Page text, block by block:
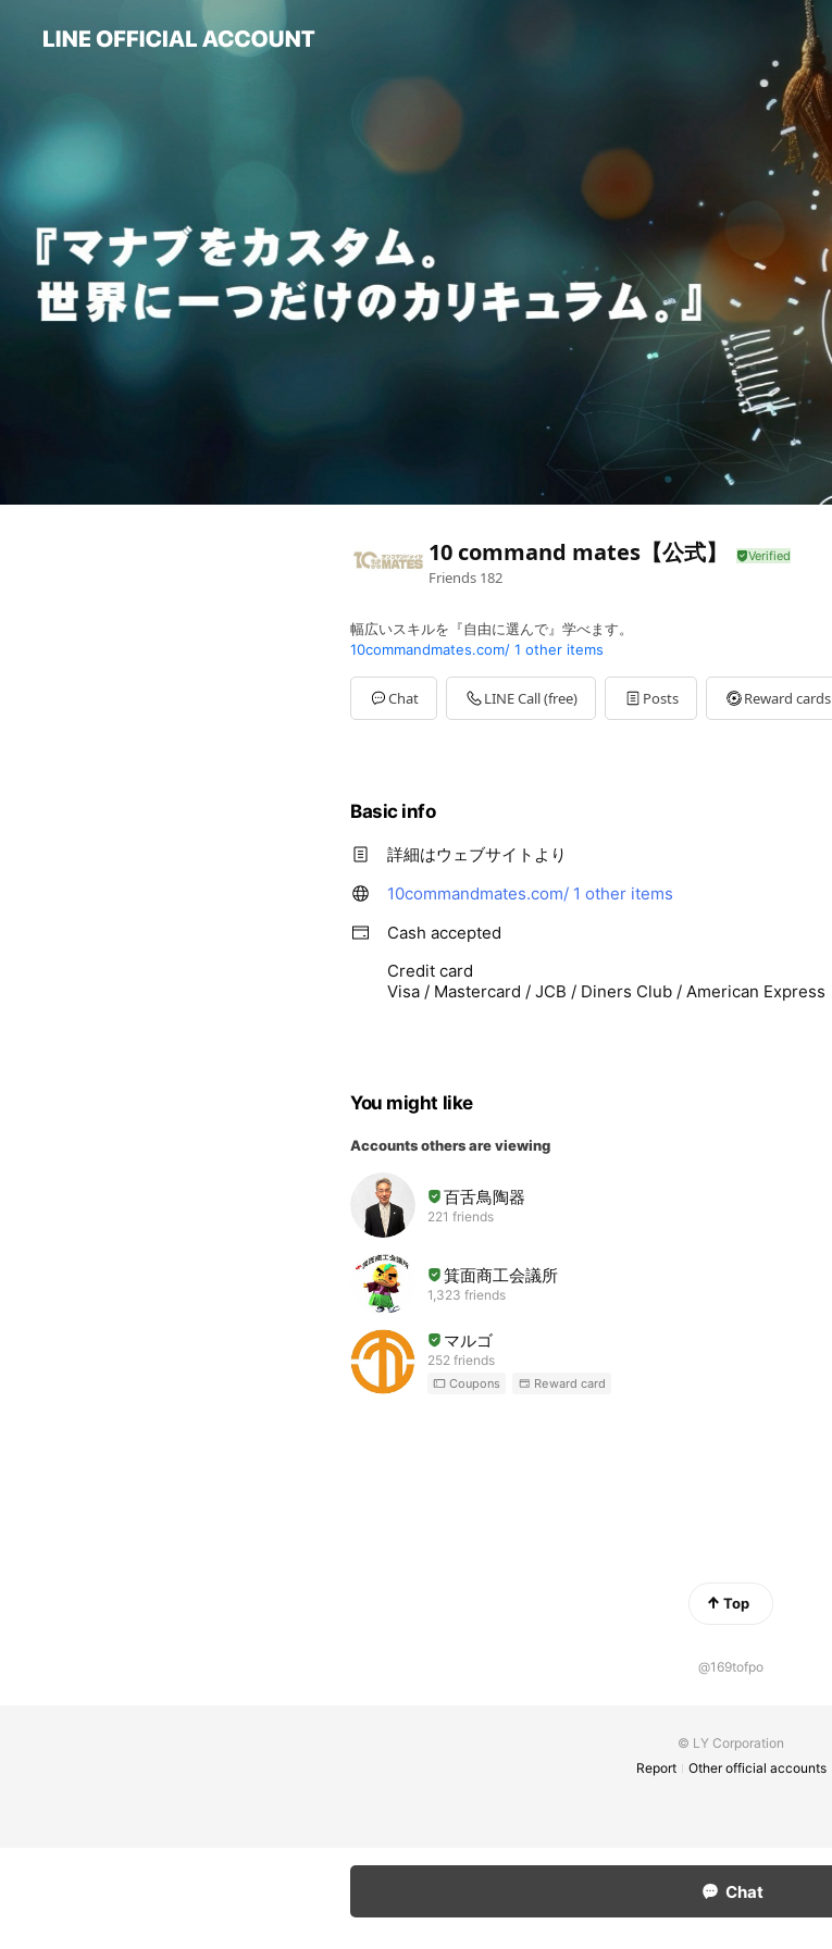
10 command mates【公式】
Friends 182
幅広いスキルを『自由に選んで』学べます。
10commandmates.com/ 1 other items
Chat LINE Call (free) Posts Reward cards
Basic info
詳細はウェブサイトより
10commandmates.com/ 1 other items
Cash accepted
Credit card
Visa / Mastercard / JCB / Diners Club / American Express
You might like
Accounts others are viewing
百舌鳥陶器
221 friends
箕面商工会議所
1,323 friends
マルゴ
252 friends
Coupons Reward card
Top
@169tofpo
© LY Corporation
Report
Other official accounts
Chat